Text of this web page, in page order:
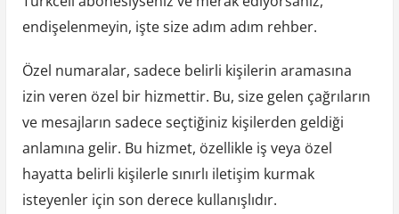
endişelenmeyin, işte size adım adım rehber.
Özel numaralar, sadece belirli kişilerin aramasına
izin veren özel bir hizmettir. Bu, size gelen çağrıların
ve mesajların sadece seçtiğiniz kişilerden geldiği
anlamına gelir. Bu hizmet, özellikle iş veya özel
hayatta belirli kişilerle sınırlı iletişim kurmak
isteyenler için son derece kullanışlıdır.